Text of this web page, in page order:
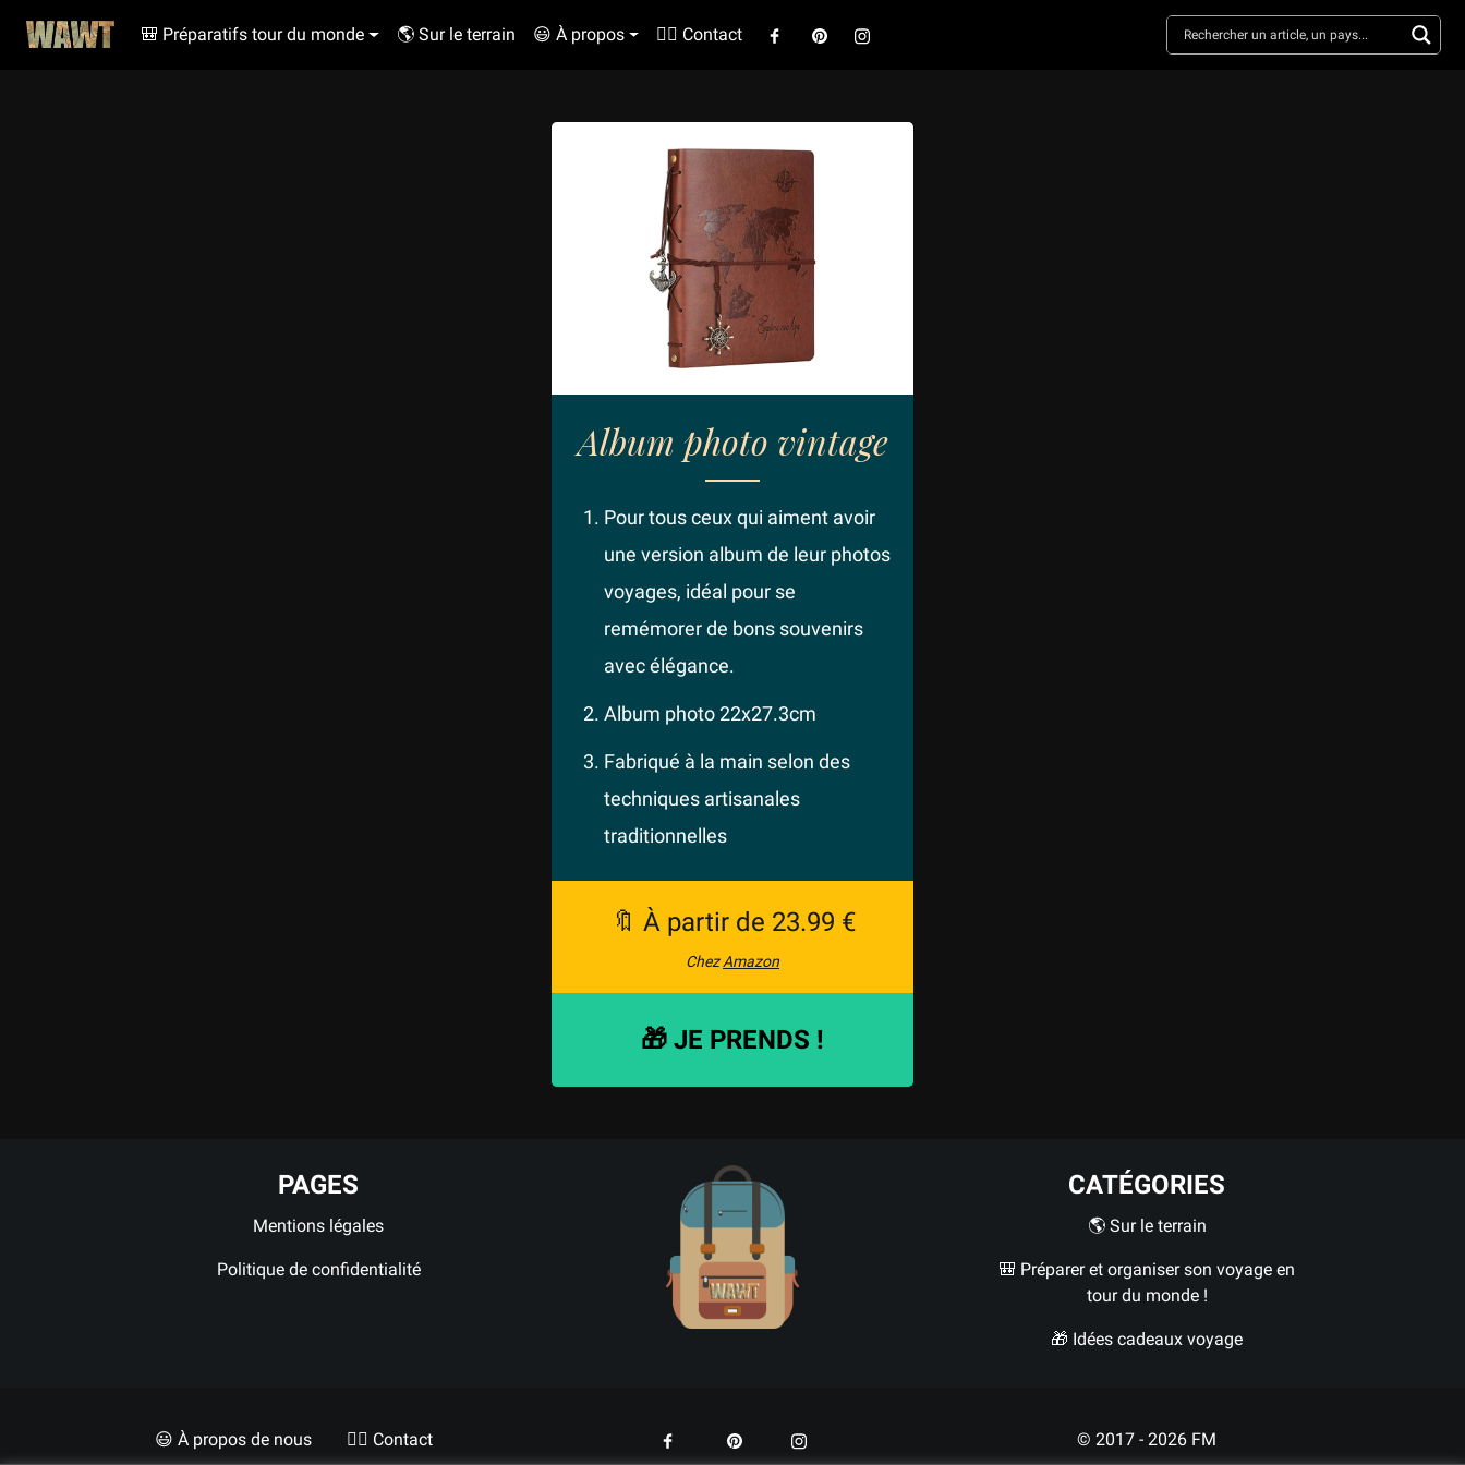
🎒 Préparatifs tour du monde 🌎 Sur le terrain 😃 À propos ✍🏼 Contact
Album photo vintage
Pour tous ceux qui aiment avoir
une version album de leur photos
voyages, idéal pour se
remémorer de bons souvenirs
avec élégance.
Album photo 22x27.3cm
Fabriqué à la main selon des
techniques artisanales
traditionnelles
🔖 À partir de 23.99 €
ChezAmazon
🎁 JE PRENDS !
PAGES
Mentions légales
Politique de confidentialité
CATÉGORIES
🌎 Sur le terrain
🎒 Préparer et organiser son voyage en
tour du monde !
🎁 Idées cadeaux voyage
😃 À propos de nous ✍🏼 Contact © 2017 - 2026 FM